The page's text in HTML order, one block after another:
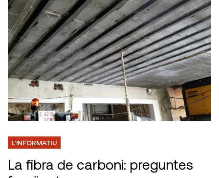
L'INFORMATIU
La fibra de carboni: preguntes